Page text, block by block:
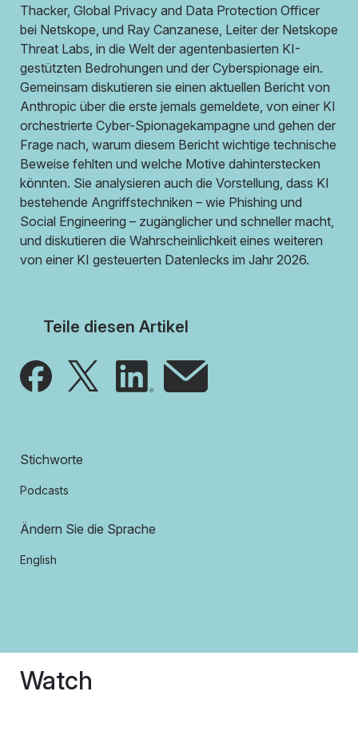
Thacker, Global Privacy and Data Protection Officer
bei Netskope, und Ray Canzanese, Leiter der Netskope
Threat Labs, in die Welt der agentenbasierten KI-
gestützten Bedrohungen und der Cyberspionage ein.
Gemeinsam diskutieren sie einen aktuellen Bericht von
Anthropic über die erste jemals gemeldete, von einer KI
orchestrierte Cyber-Spionagekampagne und gehen der
Frage nach, warum diesem Bericht wichtige technische
Beweise fehlten und welche Motive dahinterstecken
könnten. Sie analysieren auch die Vorstellung, dass KI
bestehende Angriffstechniken – wie Phishing und
Social Engineering – zugänglicher und schneller macht,
und diskutieren die Wahrscheinlichkeit eines weiteren
von einer KI gesteuerten Datenlecks im Jahr 2026.
Teile diesen Artikel
Stichworte
Podcasts
Ändern Sie die Sprache
English
Watch